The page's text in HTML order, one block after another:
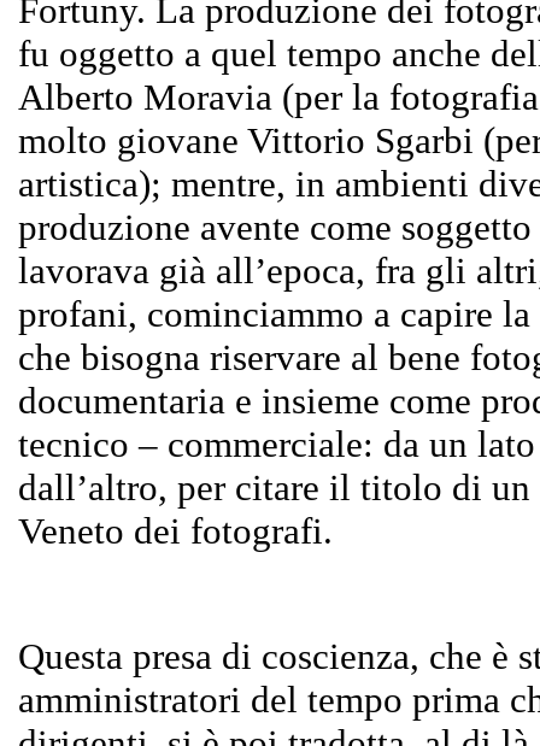
Fortuny. La produzione dei
fu oggetto a quel tempo anche
Alberto Moravia (per la
molto giovane Vittorio Sgarbi
artistica); mentre, in ambienti
produzione avente come
lavorava già all’epoca, fra gli
profani, cominciammo a capire
che bisogna riservare al bene
documentaria e insieme come
tecnico – commerciale: da un
dall’altro, per citare il titolo di
Veneto dei fotografi.
Questa presa di coscienza, che è
amministratori del tempo prima